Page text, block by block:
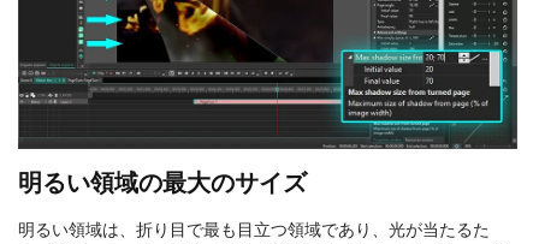
明るい領域の最大のサイズ
明るい領域は、折り目で最も目立つ領域であり、光が当たるた